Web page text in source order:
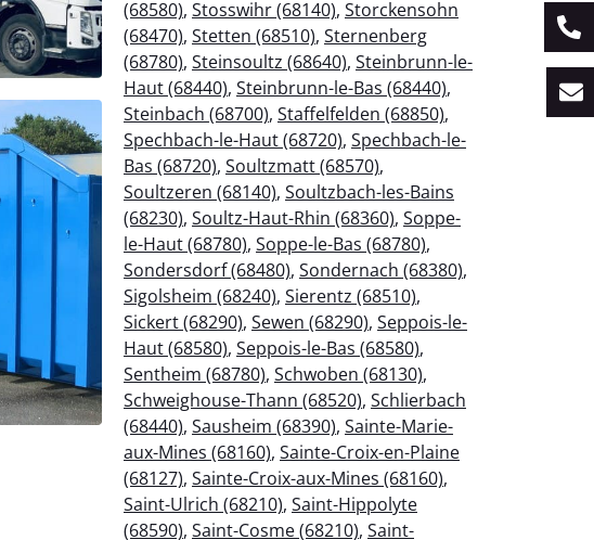
(68580), Stosswihr (68140), Storckensohn
(68470), Stetten (68510), Sternenberg
(68780), Steinsoultz (68640), Steinbrunn-le-
Haut (68440), Steinbrunn-le-Bas (68440),
Steinbach (68700), Staffelfelden (68850),
Spechbach-le-Haut (68720), Spechbach-le-
Bas (68720), Soultzmatt (68570),
Soultzeren (68140), Soultzbach-les-Bains
(68230), Soultz-Haut-Rhin (68360), Soppe-
le-Haut (68780), Soppe-le-Bas (68780),
Sondersdorf (68480), Sondernach (68380),
Sigolsheim (68240), Sierentz (68510),
Sickert (68290), Sewen (68290), Seppois-le-
Haut (68580), Seppois-le-Bas (68580),
Sentheim (68780), Schwoben (68130),
Schweighouse-Thann (68520), Schlierbach
(68440), Sausheim (68390), Sainte-Marie-
aux-Mines (68160), Sainte-Croix-en-Plaine
(68127), Sainte-Croix-aux-Mines (68160),
Saint-Ulrich (68210), Saint-Hippolyte
(68590), Saint-Cosme (68210), Saint-